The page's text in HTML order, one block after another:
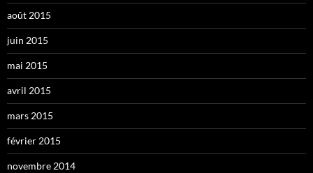
août 2015
juin 2015
mai 2015
avril 2015
mars 2015
février 2015
novembre 2014